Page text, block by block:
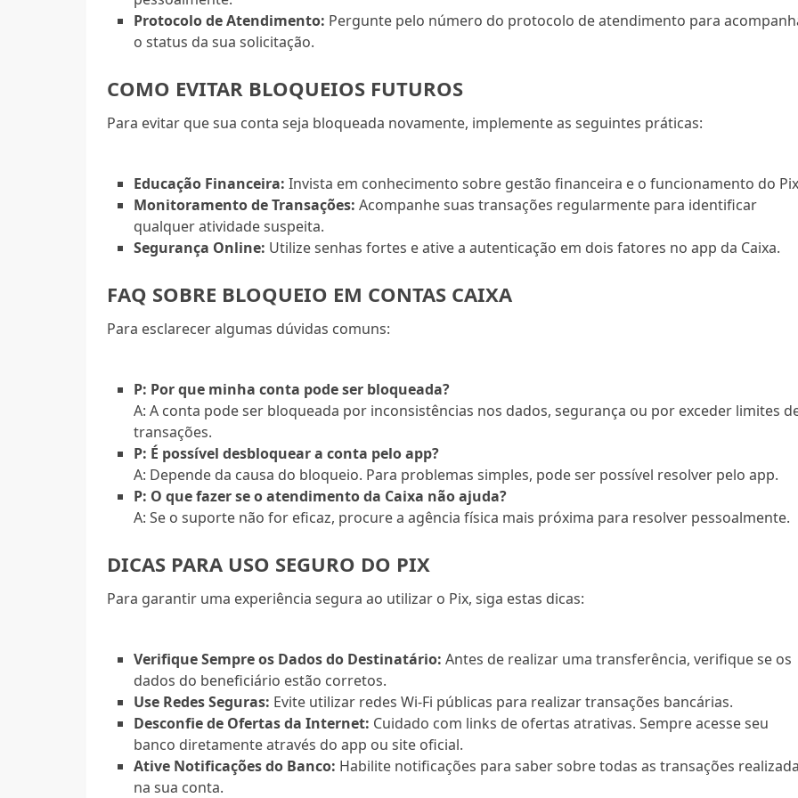
Protocolo de Atendimento: Pergunte pelo número do protocolo de atendimento para
o status da sua solicitação.
COMO EVITAR BLOQUEIOS FUTUROS
Para evitar que sua conta seja bloqueada novamente, implemente as seguintes práticas:
Educação Financeira: Invista em conhecimento sobre gestão financeira e o funcionamento do
Monitoramento de Transações: Acompanhe suas transações regularmente para identificar
qualquer atividade suspeita.
Segurança Online: Utilize senhas fortes e ative a autenticação em dois fatores no app da Caixa.
FAQ SOBRE BLOQUEIO EM CONTAS CAIXA
Para esclarecer algumas dúvidas comuns:
P: Por que minha conta pode ser bloqueada?
A: A conta pode ser bloqueada por inconsistências nos dados, segurança ou por exceder limites
transações.
P: É possível desbloquear a conta pelo app?
A: Depende da causa do bloqueio. Para problemas simples, pode ser possível resolver pelo app.
P: O que fazer se o atendimento da Caixa não ajuda?
A: Se o suporte não for eficaz, procure a agência física mais próxima para resolver pessoalmente.
DICAS PARA USO SEGURO DO PIX
Para garantir uma experiência segura ao utilizar o Pix, siga estas dicas:
Verifique Sempre os Dados do Destinatário: Antes de realizar uma transferência, verifique se os
dados do beneficiário estão corretos.
Use Redes Seguras: Evite utilizar redes Wi-Fi públicas para realizar transações bancárias.
Desconfie de Ofertas da Internet: Cuidado com links de ofertas atrativas. Sempre acesse seu
banco diretamente através do app ou site oficial.
Ative Notificações do Banco: Habilite notificações para saber sobre todas as transações
na sua conta.